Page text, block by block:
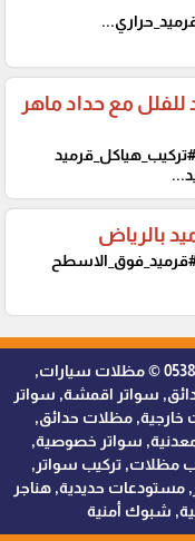
مع حداد ماهر
بالرياض
ظلال التميز للمظلات والسواتر - 0538402607 © مظلات سيارات,
سواتر اقمشة, سواتر
مظلات حدائق,
سواتر خصوصية,
مظلات, تركيب سواتر,
مستودعات حديدية, هناجر
شبوك أمنية